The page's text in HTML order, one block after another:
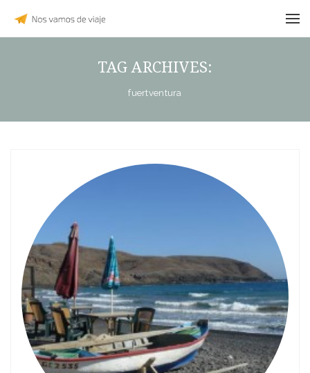
TAG ARCHIVES:
fuertventura